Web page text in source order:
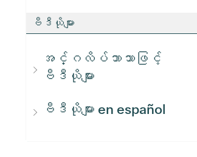
ဗီဒီယိုများ
အင်္ဂလိပ်ဘာသာဖြင့်
ဗီဒီယိုများ
ဗီဒီယိုများ en español